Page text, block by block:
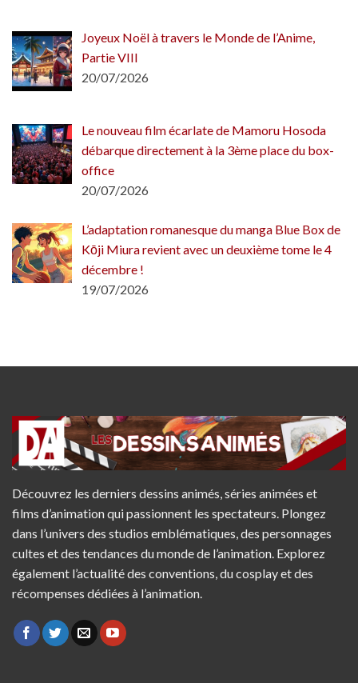
Joyeux Noël à travers le Monde de l’Anime,
Partie VIII
20/07/2026
Le nouveau film écarlate de Mamoru Hosoda
débarque directement à la 3ème place du box-
office
20/07/2026
L’adaptation romanesque du manga Blue Box de
Kōji Miura revient avec un deuxième tome le 4
décembre !
19/07/2026
Découvrez les derniers dessins animés, séries animées et
films d’animation qui passionnent les spectateurs. Plongez
dans l’univers des studios emblématiques, des personnages
cultes et des tendances du monde de l’animation. Explorez
également l’actualité des conventions, du cosplay et des
récompenses dédiées à l’animation.